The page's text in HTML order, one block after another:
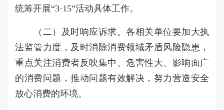
统筹开展“3·15”活动具体工作。
（二）及时响应诉求。各相关单位要加大执
法监管力度，及时消除消费领域矛盾风险隐患，
重点关注消费者反映集中、危害性大、影响面广
的消费问题，推动问题有效解决，努力营造安全
放心消费的环境。